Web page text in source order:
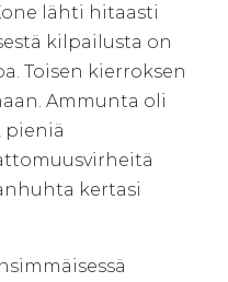
lähti hitaasti
kilpailusta on
Toisen kierroksen
Ammunta oli
pieniä
kertasi